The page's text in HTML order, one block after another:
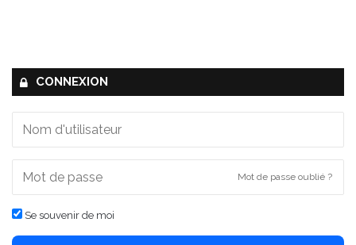
CONNEXION
Mot de passe oublié ?
Se souvenir de moi